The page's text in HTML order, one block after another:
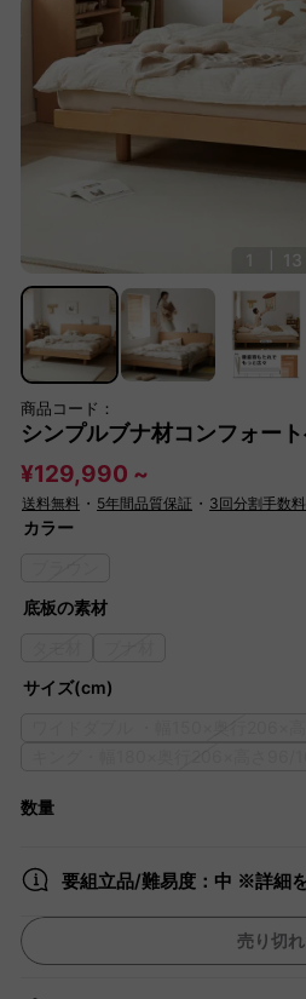
1 13
商品コード：
シンプルブナ材コンフォー
¥129,990 ~
送料無料 ・ 5年間品質保証 ・ 3回分割手数
カラー
底板の素材
サイズ(cm)
数量
要組立品/難易度：中 ※詳細
売り切れ